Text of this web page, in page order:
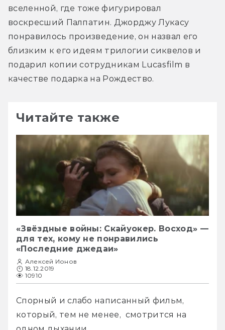
вселенной, где тоже фигурировал
воскресший Палпатин. Джорджу Лукасу
понравилось произведение, он назвал его
близким к его идеям трилогии сиквелов и
подарил копии сотрудникам Lucasfilm в
качестве подарка на Рождество.
Читайте также
«Звёздные войны: Скайуокер. Восход» —
для тех, кому не понравились
«Последние джедаи»
Алексей Ионов
18.12.2019
10910
Спорный и слабо написанный фильм,
который, тем не менее,  смотрится на